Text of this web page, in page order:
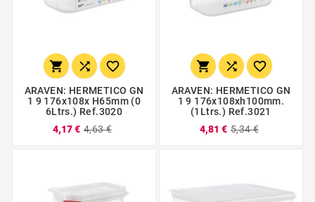
  
ARAVEN: HERMETICO GN
1 9 176x108x H65mm (0
6Ltrs.) Ref.3020
4,17 € 4,63 €
  
ARAVEN: HERMETICO GN
1 9 176x108xh100mm.
(1Ltrs.) Ref.3021
4,81 € 5,34 €